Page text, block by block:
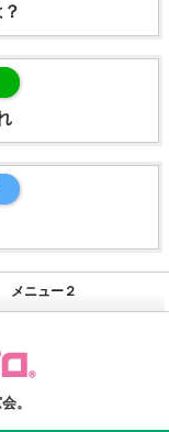
メニュー２
。